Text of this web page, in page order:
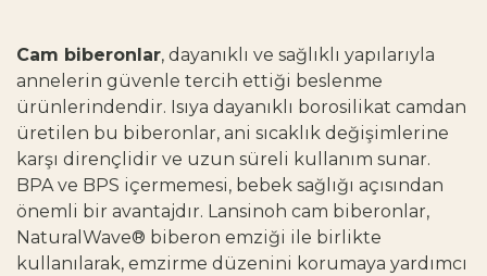
Cam biberonlar, dayanıklı ve sağlıklı yapılarıyla
annelerin güvenle tercih ettiği beslenme
ürünlerindendir. Isıya dayanıklı borosilikat camdan
üretilen bu biberonlar, ani sıcaklık değişimlerine
karşı dirençlidir ve uzun süreli kullanım sunar.
BPA ve BPS içermemesi, bebek sağlığı açısından
önemli bir avantajdır. Lansinoh cam biberonlar,
NaturalWave® biberon emziği ile birlikte
kullanılarak, emzirme düzenini korumaya yardımcı